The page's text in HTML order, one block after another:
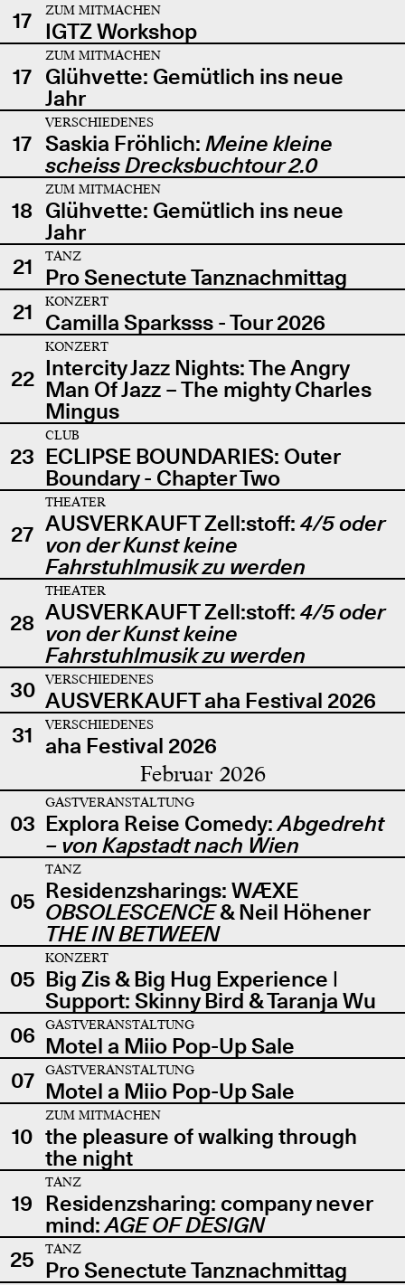
17
ZUM MITMACHEN
IGTZ Workshop
17
ZUM MITMACHEN
Glühvette: Gemütlich ins neue
Jahr
17
VERSCHIEDENES
Saskia Fröhlich: Meine kleine
scheiss Drecksbuchtour 2.0
18
ZUM MITMACHEN
Glühvette: Gemütlich ins neue
Jahr
21
TANZ
Pro Senectute Tanznachmittag
21
KONZERT
Camilla Sparksss - Tour 2026
22
KONZERT
Intercity Jazz Nights: The Angry
Man Of Jazz – The mighty Charles
Mingus
23
CLUB
ECLIPSE BOUNDARIES: Outer
Boundary - Chapter Two
27
THEATER
AUSVERKAUFT Zell:stoff: 4/5 oder
von der Kunst keine
Fahrstuhlmusik zu werden
28
THEATER
AUSVERKAUFT Zell:stoff: 4/5 oder
von der Kunst keine
Fahrstuhlmusik zu werden
30
VERSCHIEDENES
AUSVERKAUFT aha Festival 2026
31
VERSCHIEDENES
aha Festival 2026
Februar 2026
03
GASTVERANSTALTUNG
Explora Reise Comedy:Abgedreht
– von Kapstadt nach Wien
05
TANZ
Residenzsharings: WÆXE
OBSOLESCENCE& Neil Höhener
THE IN BETWEEN
05
KONZERT
Big Zis & Big Hug Experience |
Support: Skinny Bird & Taranja Wu
06
GASTVERANSTALTUNG
Motel a Miio Pop-Up Sale
07
GASTVERANSTALTUNG
Motel a Miio Pop-Up Sale
10
ZUM MITMACHEN
the pleasure of walking through
the night
19
TANZ
Residenzsharing: company never
mind:AGE OF DESIGN
25
TANZ
Pro Senectute Tanznachmittag